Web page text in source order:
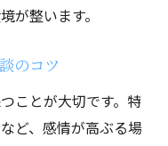
が整います。
のコツ
ことが大切です。特
ど、感情が高ぶる場